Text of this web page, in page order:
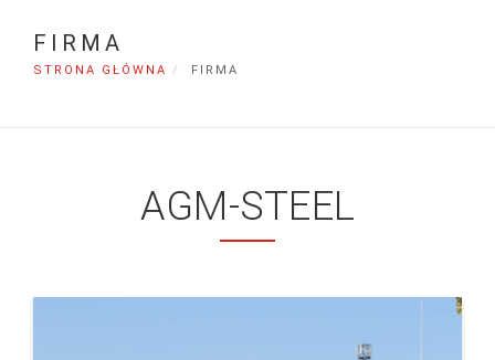
FIRMA
STRONA GŁÓWNA FIRMA
AGM-STEEL